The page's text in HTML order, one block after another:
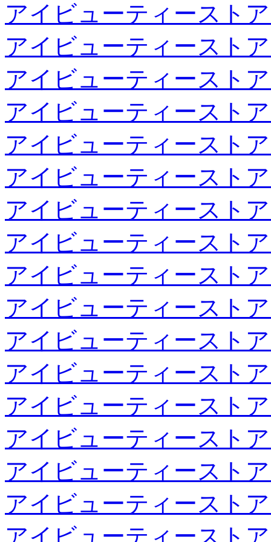
アイビューティースト
アイビューティースト
アイビューティースト
アイビューティースト
アイビューティースト
アイビューティースト
アイビューティースト
アイビューティースト
アイビューティースト
アイビューティースト
アイビューティースト
アイビューティースト
アイビューティースト
アイビューティースト
アイビューティースト
アイビューティースト
アイビューティースト